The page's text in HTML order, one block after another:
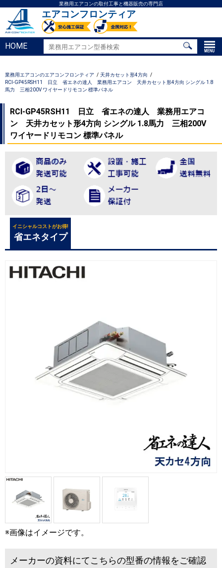
業務用エアコンの取付工事と機器販売の専門店
エアコンフロンティア
HOME
業務用エアコンのエアコンフロンティア
天井カセット形4方向
RCI-GP45RSH11 日立 省エネの達人 業務用エアコン 天井カセット形4方向 シングル 1.8
馬力 三相200V ワイヤードリモコン 標準パネル
RCI-GP45RSH11 日立 省エネの達人 業務用エアコ
ン 天井カセット形4方向 シングル 1.8馬力 三相200V
ワイヤードリモコン 標準パネル
イニシャルコストがお得!
省エネタイプ
※画像はイメージです。
メーカーの資料にてこちらの型番の情報をご確認